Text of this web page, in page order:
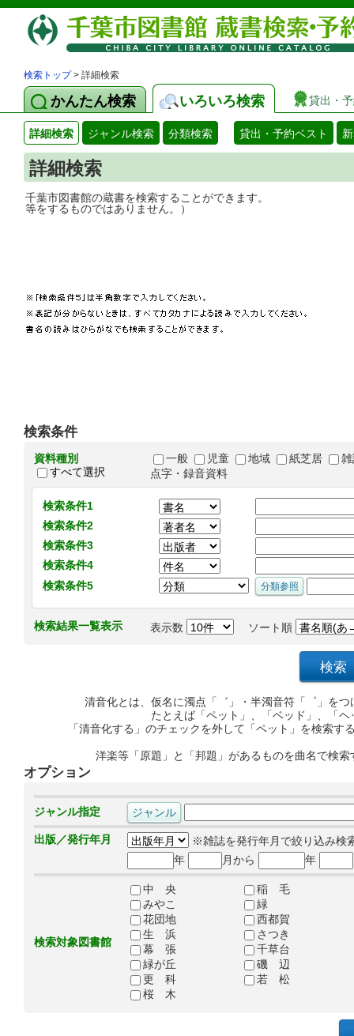
検索トップ> 詳細検索
かんたん検索 いろいろ検索 貸出・
詳細検索 ジャンル検索 分類検索 貸出・予約ベスト
詳細検索
千葉市図書館の蔵書を検索することがで
等をするものではありません。）
検索条件
資料種別
すべて選択
一般 児童 地域 紙芝居
点字・録音資料
検索条件1
検索条件2
検索条件3
検索条件4
検索条件5
検索結果一覧表示 表示数 ソート順
清音化とは、仮名に濁点「゛」・半濁音符「゜」を
たとえば「ペット」、「ベッド」、「
「清音化する」のチェックを外して「ペット」を検索
洋楽等「原題」と「邦題」があるものを曲名で検
オプション
ジャンル指定
出版／発行年月
※雑誌を発行年月で絞り込み検
年
月から 年
検索対象図書館
中 央
稲 毛
みやこ
緑
花団地
西都賀
生 浜
さつき
幕 張
千草台
緑が丘
磯 辺
更 科
若 松
桜 木